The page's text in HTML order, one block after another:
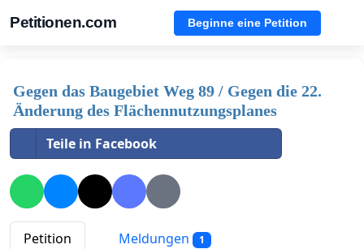
Petitionen.com Beginne eine Petition
Gegen das Baugebiet Weg 89 / Gegen die 22.
Änderung des Flächennutzungsplanes
Teile in Facebook
Petition Meldungen 1